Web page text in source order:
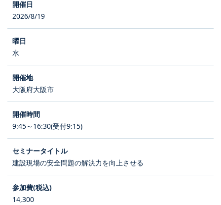
2026/8/19
水
大阪府大阪市
9:45～16:30(受付9:15)
建設現場の安全問題の解決力を向上させる
14,300